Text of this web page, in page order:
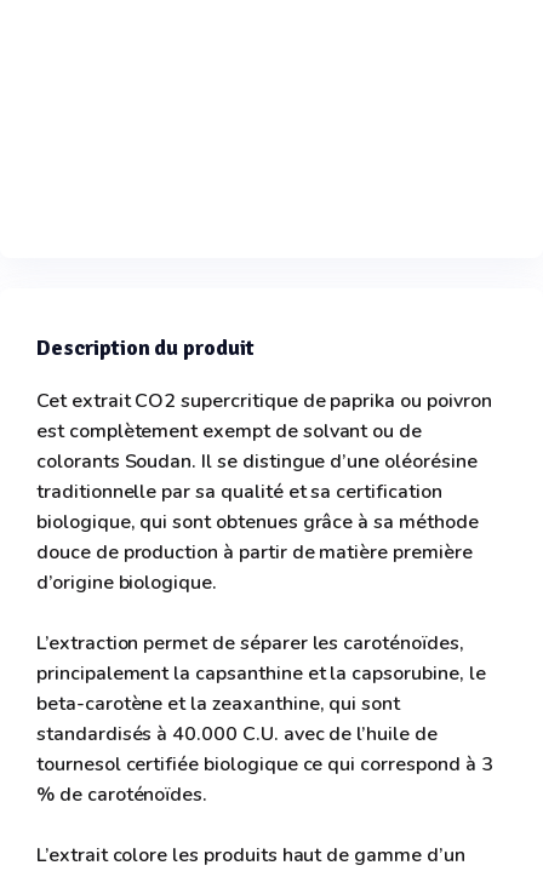
Description du produit
Cet extrait CO2 supercritique de paprika ou poivron
est complètement exempt de solvant ou de
colorants Soudan. Il se distingue d’une oléorésine
traditionnelle par sa qualité et sa certification
biologique, qui sont obtenues grâce à sa méthode
douce de production à partir de matière première
d’origine biologique.
L’extraction permet de séparer les caroténoïdes,
principalement la capsanthine et la capsorubine, le
beta-carotène et la zeaxanthine, qui sont
standardisés à 40.000 C.U. avec de l’huile de
tournesol certifiée biologique ce qui correspond à 3
% de caroténoïdes.
L’extrait colore les produits haut de gamme d’un